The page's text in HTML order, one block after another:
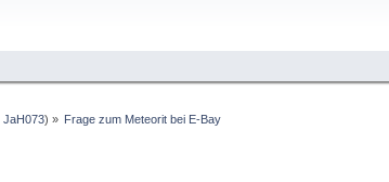
JaH073) » Frage zum Meteorit bei E-Bay